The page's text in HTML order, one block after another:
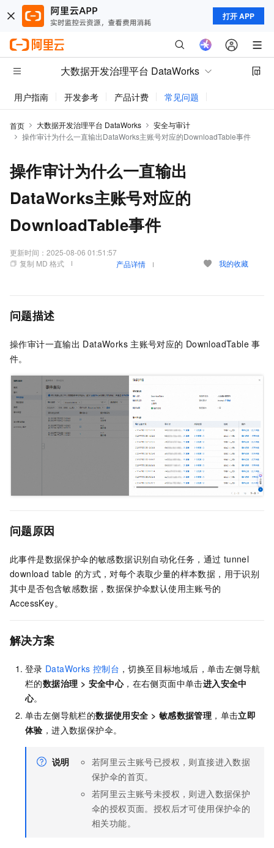
打开 APP
大数据开发治理平台 DataWorks
用户指南 开发参考 产品计费 常见问题
首页 大数据开发治理平台 DataWorks
安全与审计
操作审计为什么一直输出DataWorks主账号对应的DownloadTable事件
操作审计为什么一直输出
DataWorks主账号对应的
DownloadTable事件
更新时间： 2025-08-06 01:51:57
复制 MD 格式
产品详情 我的收藏
问题描述
操作审计一直输出 DataWorks 主账号对应的 DownloadTable 事
件。
问题原因
此事件是数据保护伞的敏感数据识别自动化任务，通过 tunnel
download table 的方式，对每个表取少量的样本数据，用于识别
其中是否包含敏感数据，数据保护伞默认使用主账号的
AccessKey。
解决方案
登录 DataWorks 控制台 ，切换至目标地域后，单击左侧导航
栏的数据治理 > 安全中心，在右侧页面中单击进入安全中
心。
单击左侧导航栏的数据使用安全 > 敏感数据管理 ，单击立即
体验 ，进入数据保护伞。
说明
若阿里云主账号已授权，则直接进入数据
保护伞的首页。
若阿里云主账号未授权，则进入数据保护
伞的授权页面。授权后才可使用保护伞的
相关功能。